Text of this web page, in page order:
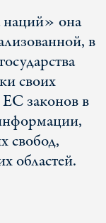
наций» она
в
своих
законов в
свобод,
областей.